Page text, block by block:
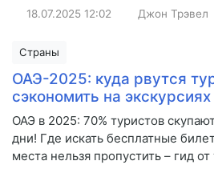
18.07.2025 12:02 Джон Трэвел
Страны
ОАЭ-2025: куда рвутся
сэкономить на экскурсиях
ОАЭ в 2025: 70% туристов
дни! Где искать бесплатные
места нельзя пропустить – гид